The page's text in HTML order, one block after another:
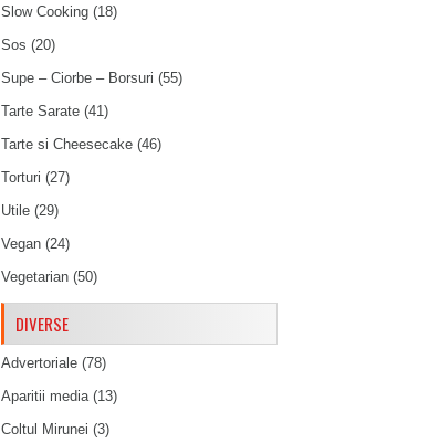
Slow Cooking (18)
Sos (20)
Supe – Ciorbe – Borsuri (55)
Tarte Sarate (41)
Tarte si Cheesecake (46)
Torturi (27)
Utile (29)
Vegan (24)
Vegetarian (50)
DIVERSE
Advertoriale (78)
Aparitii media(13)
Coltul Mirunei (3)